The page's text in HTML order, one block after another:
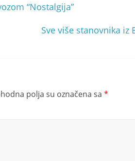
“Nostalgija”
Sve više stanovnika iz
polja su označena sa *